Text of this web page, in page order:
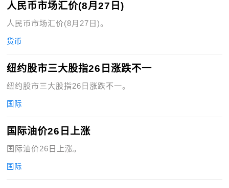
人民币市场汇价(8月27日)
人民币市场汇价(8月27日)。
货币
纽约股市三大股指26日涨跌不一
纽约股市三大股指26日涨跌不一。
国际
国际油价26日上涨
国际油价26日上涨。
国际